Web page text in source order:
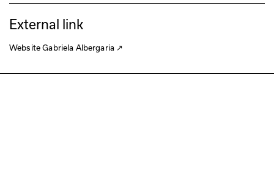
External link
Website Gabriela Albergaria ↗